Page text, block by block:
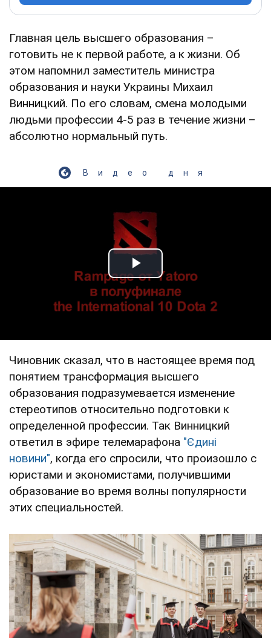
Главная цель высшего образования –
готовить не к первой работе, а к жизни. Об
этом напомнил заместитель министра
образования и науки Украины Михаил
Винницкий. По его словам, смена молодыми
людьми профессии 4-5 раз в течение жизни –
абсолютно нормальный путь.
Видео дня
Play Video
Чиновник сказал, что в настоящее время под
понятием трансформация высшего
образования подразумевается изменение
стереотипов относительно подготовки к
определенной профессии. Так Винницкий
ответил в эфире телемарафона "Єдині
новини", когда его спросили, что произошло с
юристами и экономистами, получившими
образование во время волны популярности
этих специальностей.